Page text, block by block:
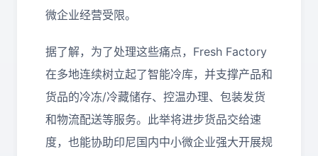
微企业经营受限。
据了解，为了处理这些痛点，Fresh Factory
在多地连续树立起了智能冷库，并支撑产品和
货品的冷冻/冷藏储存、控温办理、包装发货
和物流配送等服务。此举将进步货品交给速
度，也能协助印尼国内中小微企业强大开展规